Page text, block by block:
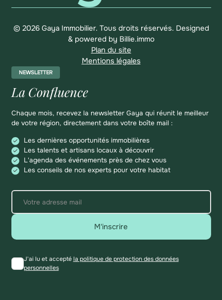
NEWSLETTER
La Confluence
Chaque mois, recevez la newsletter Gaya qui réunit le meilleur
de votre région, directement dans votre boîte mail :
Les dernières opportunités immobilières
Les talents et artisans locaux à découvrir
L'agenda des événements près de chez vous
Les conseils de nos experts pour votre habitat
M'inscrire
J'ai lu et acceptéla politique de protection des données
personnelles
© 2026 Gaya Immobilier. Tous droits réservés. Designed
& powered by Billie.immo
Plan du site
Mentions légales